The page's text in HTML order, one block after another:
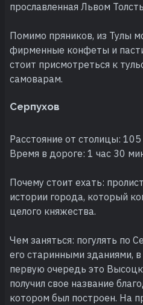
прославленная Львом
Помимо пряников, из Тулы
фирменные конфеты и
стоит присмотреться к
самоварам.
Серпухов
Расстояние от столицы: 105
Время в дороге: 1 час 30
Почему стоит ехать:
истории города, который
целого княжества.
Чем заняться: погулять по
его старинными зданиями,
первую очередь это
получил свое название
котором был построен. На